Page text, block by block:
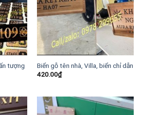
tượng
Biển gỗ tên nhà, Villa, biển chỉ dẫn
420.00₫